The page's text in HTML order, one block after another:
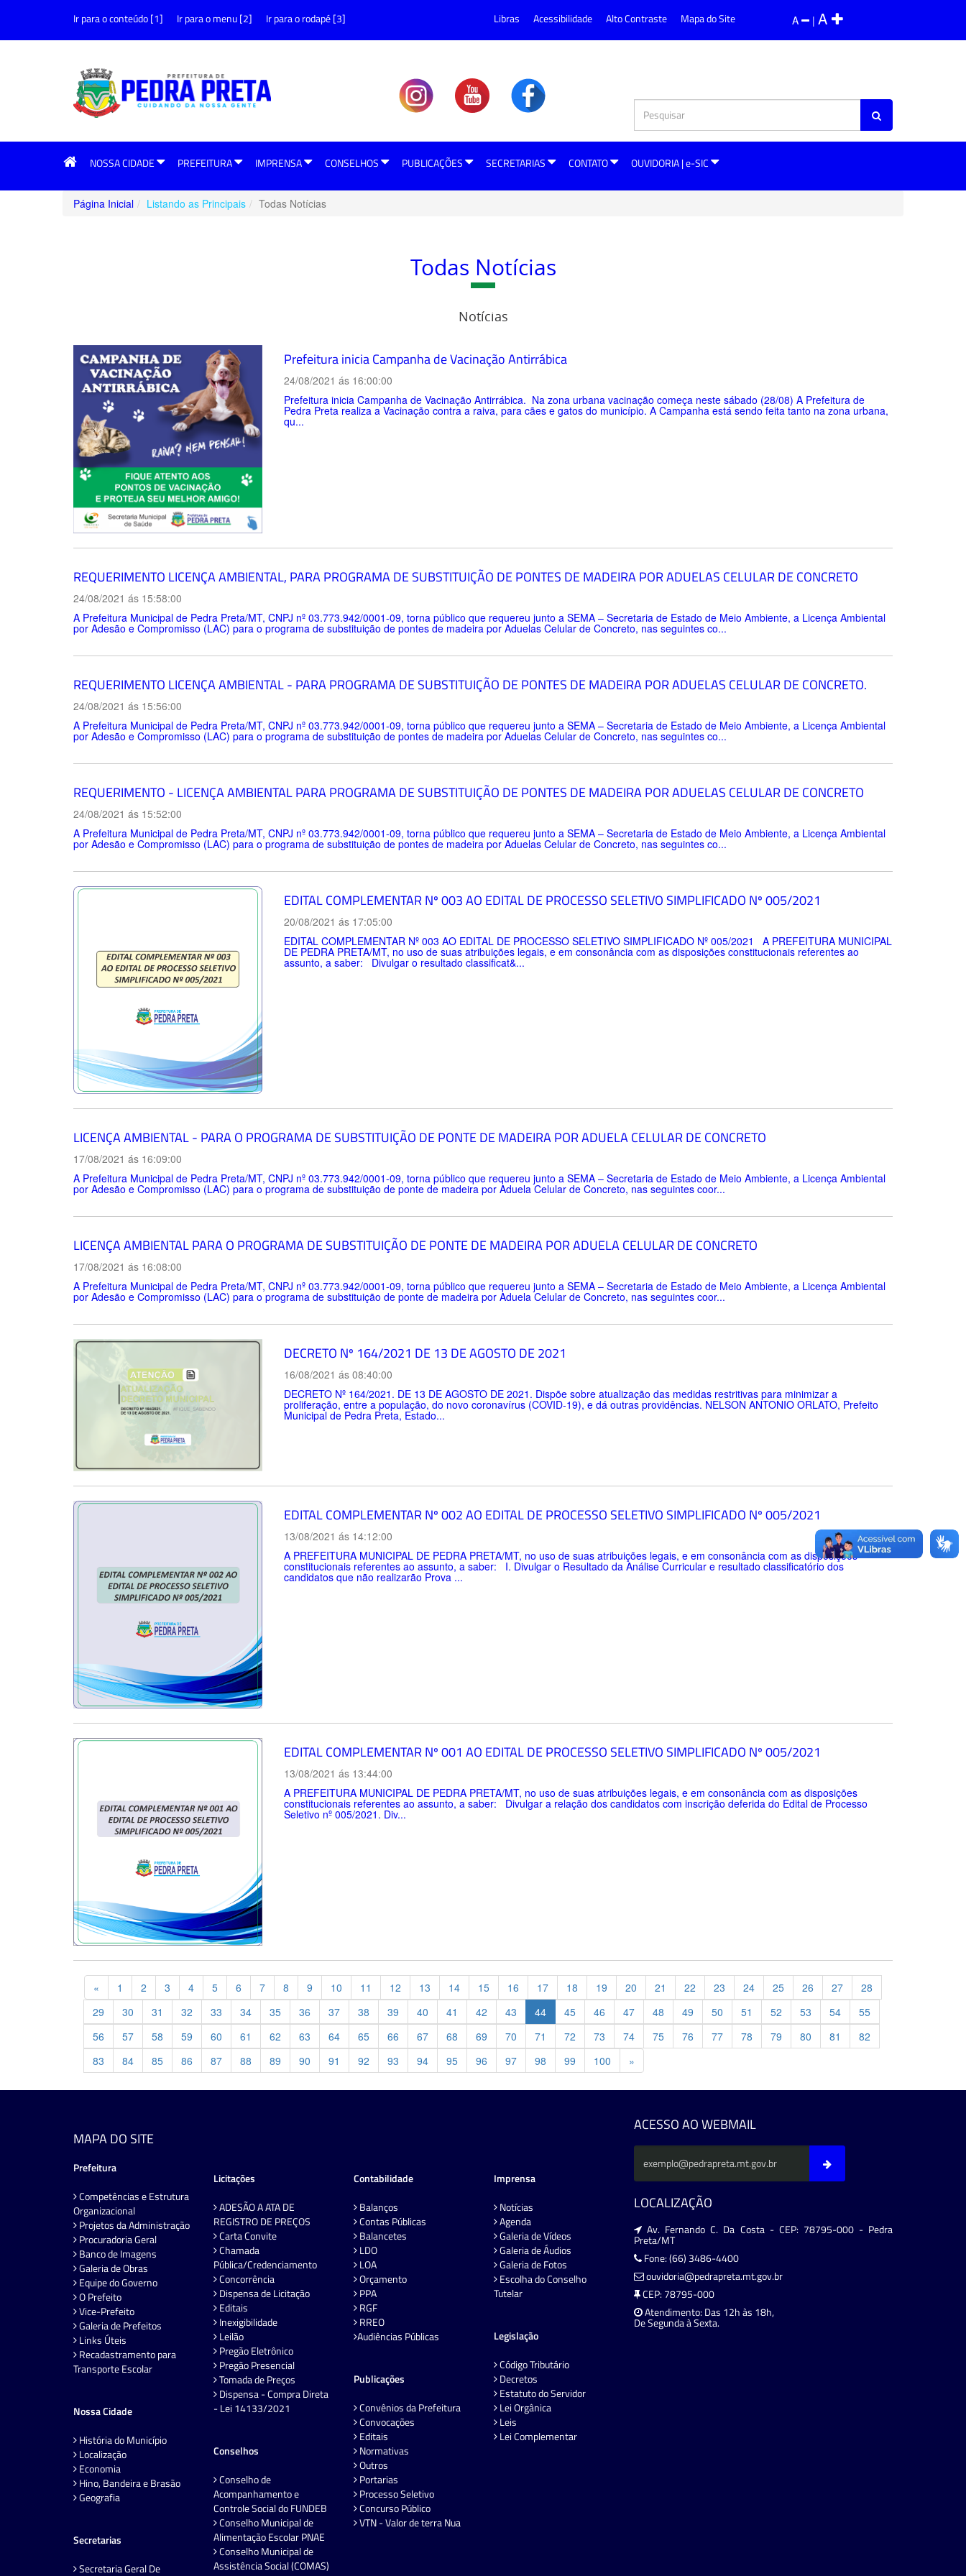
Ir para o conteúdo [1] Ir para o menu [2] Ir para o rodapé [3] A | A
Libras Acessibilidade Alto Contraste Mapa do Site
NOSSA CIDADE PREFEITURA IMPRENSA CONSELHOS PUBLICAÇÕES SECRETARIAS CONTATO OUVIDORIA | e-SIC
Página Inicial Listando as Principais Todas Notícias
Todas Notícias
Notícias
Prefeitura inicia Campanha de Vacinação Antirrábica
24/08/2021 ás 16:00:00
Prefeitura inicia Campanha de Vacinação Antirrábica. Na zona urbana vacinação começa neste sábado (28/08) A Prefeitura de
Pedra Preta realiza a Vacinação contra a raiva, para cães e gatos do município. A Campanha está sendo feita tanto na zona urbana,
qu...
REQUERIMENTO LICENÇA AMBIENTAL, PARA PROGRAMA DE SUBSTITUIÇÃO DE PONTES DE MADEIRA POR ADUELAS CELULAR DE CONCRETO
24/08/2021 ás 15:58:00
A Prefeitura Municipal de Pedra Preta/MT, CNPJ nº 03.773.942/0001-09, torna público que requereu junto a SEMA – Secretaria de Estado de Meio Ambiente, a Licença Ambiental
por Adesão e Compromisso (LAC) para o programa de substituição de pontes de madeira por Aduelas Celular de Concreto, nas seguintes co...
REQUERIMENTO LICENÇA AMBIENTAL - PARA PROGRAMA DE SUBSTITUIÇÃO DE PONTES DE MADEIRA POR ADUELAS CELULAR DE CONCRETO.
24/08/2021 ás 15:56:00
A Prefeitura Municipal de Pedra Preta/MT, CNPJ nº 03.773.942/0001-09, torna público que requereu junto a SEMA – Secretaria de Estado de Meio Ambiente, a Licença Ambiental
por Adesão e Compromisso (LAC) para o programa de substituição de pontes de madeira por Aduelas Celular de Concreto, nas seguintes co...
REQUERIMENTO - LICENÇA AMBIENTAL PARA PROGRAMA DE SUBSTITUIÇÃO DE PONTES DE MADEIRA POR ADUELAS CELULAR DE CONCRETO
24/08/2021 ás 15:52:00
A Prefeitura Municipal de Pedra Preta/MT, CNPJ nº 03.773.942/0001-09, torna público que requereu junto a SEMA – Secretaria de Estado de Meio Ambiente, a Licença Ambiental
por Adesão e Compromisso (LAC) para o programa de substituição de pontes de madeira por Aduelas Celular de Concreto, nas seguintes co...
EDITAL COMPLEMENTAR Nº 003 AO EDITAL DE PROCESSO SELETIVO SIMPLIFICADO Nº 005/2021
20/08/2021 ás 17:05:00
EDITAL COMPLEMENTAR Nº 003 AO EDITAL DE PROCESSO SELETIVO SIMPLIFICADO Nº 005/2021 A PREFEITURA MUNICIPAL
DE PEDRA PRETA/MT, no uso de suas atribuições legais, e em consonância com as disposições constitucionais referentes ao
assunto, a saber: Divulgar o resultado classificat&...
LICENÇA AMBIENTAL - PARA O PROGRAMA DE SUBSTITUIÇÃO DE PONTE DE MADEIRA POR ADUELA CELULAR DE CONCRETO
17/08/2021 ás 16:09:00
A Prefeitura Municipal de Pedra Preta/MT, CNPJ nº 03.773.942/0001-09, torna público que requereu junto a SEMA – Secretaria de Estado de Meio Ambiente, a Licença Ambiental
por Adesão e Compromisso (LAC) para o programa de substituição de ponte de madeira por Aduela Celular de Concreto, nas seguintes coor...
LICENÇA AMBIENTAL PARA O PROGRAMA DE SUBSTITUIÇÃO DE PONTE DE MADEIRA POR ADUELA CELULAR DE CONCRETO
17/08/2021 ás 16:08:00
A Prefeitura Municipal de Pedra Preta/MT, CNPJ nº 03.773.942/0001-09, torna público que requereu junto a SEMA – Secretaria de Estado de Meio Ambiente, a Licença Ambiental
por Adesão e Compromisso (LAC) para o programa de substituição de ponte de madeira por Aduela Celular de Concreto, nas seguintes coor...
DECRETO Nº 164/2021 DE 13 DE AGOSTO DE 2021
16/08/2021 ás 08:40:00
DECRETO Nº 164/2021. DE 13 DE AGOSTO DE 2021. Dispõe sobre atualização das medidas restritivas para minimizar a
proliferação, entre a população, do novo coronavírus (COVID-19), e dá outras providências. NELSON ANTONIO ORLATO, Prefeito
Municipal de Pedra Preta, Estado...
EDITAL COMPLEMENTAR Nº 002 AO EDITAL DE PROCESSO SELETIVO SIMPLIFICADO Nº 005/2021
13/08/2021 ás 14:12:00
A PREFEITURA MUNICIPAL DE PEDRA PRETA/MT, no uso de suas atribuições legais, e em consonância com as disposições
constitucionais referentes ao assunto, a saber: I. Divulgar o Resultado da Análise Curricular e resultado classificatório dos
candidatos que não realizarão Prova ...
EDITAL COMPLEMENTAR Nº 001 AO EDITAL DE PROCESSO SELETIVO SIMPLIFICADO Nº 005/2021
13/08/2021 ás 13:44:00
A PREFEITURA MUNICIPAL DE PEDRA PRETA/MT, no uso de suas atribuições legais, e em consonância com as disposições
constitucionais referentes ao assunto, a saber: Divulgar a relação dos candidatos com inscrição deferida do Edital de Processo
Seletivo nº 005/2021. Div...
« Previous
1 2 3 4 5 6 7 8 9 10 11 12 13 14 15 16 17 18 19 20 21 22 23 24 25 26 27
28
29
30 31 32 33 34 35 36 37 38 39 40 41 42 43 44 45 46 47 48 49 50 51 52 53 54
55
56
57 58 59 60 61 62 63 64 65 66 67 68 69 70 71 72 73 74 75 76 77 78 79 80 81
82
83
84 85 86 87 88 89 90 91 92 93 94 95 96 97 98 99 100 »
MAPA DO SITE
Prefeitura
Competências e Estrutura
Organizacional
Projetos da Administração
Procuradoria Geral
Banco de Imagens
Galeria de Obras
Equipe do Governo
O Prefeito
Vice-Prefeito
Galeria de Prefeitos
Links Úteis
Recadastramento para
Transporte Escolar
Nossa Cidade
História do Município
Localização
Economia
Hino, Bandeira e Brasão
Geografia
Secretarias
Secretaria Geral De
Licitações
ADESÃO A ATA DE
REGISTRO DE PREÇOS
Carta Convite
Chamada
Pública/Credenciamento
Concorrência
Dispensa de Licitação
Editais
Inexigibilidade
Leilão
Pregão Eletrônico
Pregão Presencial
Tomada de Preços
Dispensa - Compra Direta
- Lei 14133/2021
Conselhos
Conselho de
Acompanhamento e
Controle Social do FUNDEB
Conselho Municipal de
Alimentação Escolar PNAE
Conselho Municipal de
Assistência Social (COMAS)
Contabilidade
Balanços
Contas Públicas
Balancetes
LDO
LOA
Orçamento
PPA
RGF
RREO
Audiências Públicas
Publicações
Convênios da Prefeitura
Convocações
Editais
Normativas
Outros
Portarias
Processo Seletivo
Concurso Público
VTN - Valor de terra Nua
Imprensa
Notícias
Agenda
Galeria de Vídeos
Galeria de Áudios
Galeria de Fotos
Escolha do Conselho
Tutelar
Legislação
Código Tributário
Decretos
Estatuto do Servidor
Lei Orgânica
Leis
Lei Complementar
ACESSO AO WEBMAIL
LOCALIZAÇÃO
Av. Fernando C. Da Costa - CEP: 78795-000 - Pedra
Preta/MT
Fone: (66) 3486-4400
ouvidoria@pedrapreta.mt.gov.br
CEP: 78795-000
Atendimento: Das 12h às 18h,
De Segunda à Sexta.